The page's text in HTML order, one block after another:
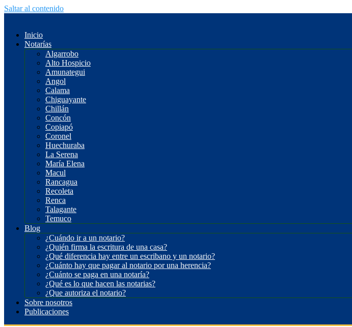
Saltar al contenido
Inicio
Notarías
Algarrobo
Alto Hospicio
Amunategui
Angol
Calama
Chiguayante
Chillán
Concón
Copiapó
Coronel
Huechuraba
La Serena
María Elena
Macul
Rancagua
Recoleta
Renca
Talagante
Temuco
Blog
¿Cuándo ir a un notario?
¿Quién firma la escritura de una casa?
¿Qué diferencia hay entre un escribano y un notario?
¿Cuánto hay que pagar al notario por una herencia?
¿Cuánto se paga en una notaría?
¿Qué es lo que hacen las notarias?
¿Que autoriza el notario?
Sobre nosotros
Publicaciones